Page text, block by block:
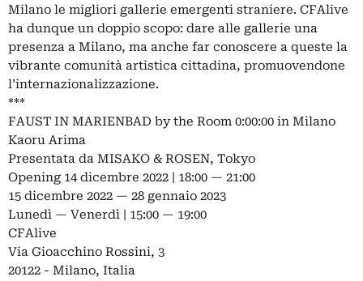
Milano le migliori gallerie emergenti straniere. CFAlive
ha dunque un doppio scopo: dare alle gallerie una
presenza a Milano, ma anche far conoscere a queste la
vibrante comunità artistica cittadina, promuovendone
l’internazionalizzazione.
***
FAUST IN MARIENBAD by the Room 0:00:00 in Milano
Kaoru Arima
Presentata da MISAKO & ROSEN, Tokyo
Opening 14 dicembre 2022 | 18:00 — 21:00
15 dicembre 2022 — 28 gennaio 2023
Lunedì — Venerdì | 15:00 — 19:00
CFAlive
Via Gioacchino Rossini, 3
20122 - Milano, Italia